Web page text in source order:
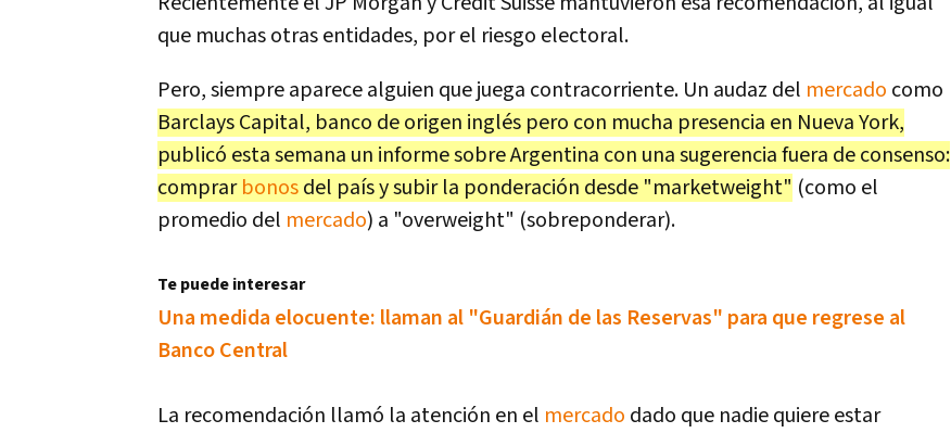
que muchas otras entidades, por el riesgo electoral.
Pero, siempre aparece alguien que juega contracorriente. Un audaz del mercado como
Barclays Capital, banco de origen inglés pero con mucha presencia en Nueva York,
publicó esta semana un informe sobre Argentina con una sugerencia fuera de consenso:
comprarbonosdel país y subir la ponderación desde "marketweight" (como el
promedio del mercado) a "overweight" (sobreponderar).
Te puede interesar
Una medida elocuente: llaman al "Guardián de las Reservas" para que regrese al
Banco Central
La recomendación llamó la atención en el mercado dado que nadie quiere estar